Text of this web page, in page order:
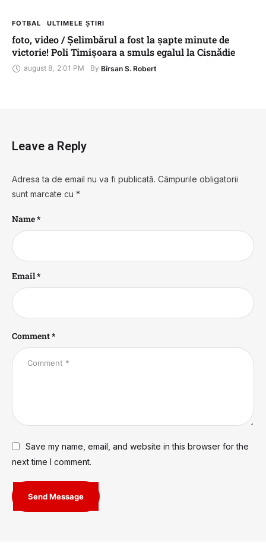
FOTBAL ULTIMELE ȘTIRI
foto, video / Șelimbărul a fost la șapte minute de
victorie! Poli Timișoara a smuls egalul la Cisnădie
august 8, 2:01 PM By Bîrsan S. Robert
Leave a Reply
Adresa ta de email nu va fi publicată. Câmpurile obligatorii
sunt marcate cu *
Comment *
Name *
Email *
Save my name, email, and website in this browser for the
next time I comment.
Send Message